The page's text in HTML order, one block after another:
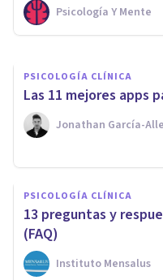
Psicología Y Mente
Juan Armando Corbin
PSICOLOGÍA CLÍNICA
Las 11 mejores apps
Jonathan García-
PSICOLOGÍA CLÍNICA
13 preguntas y
(FAQ)
Instituto Mensalus